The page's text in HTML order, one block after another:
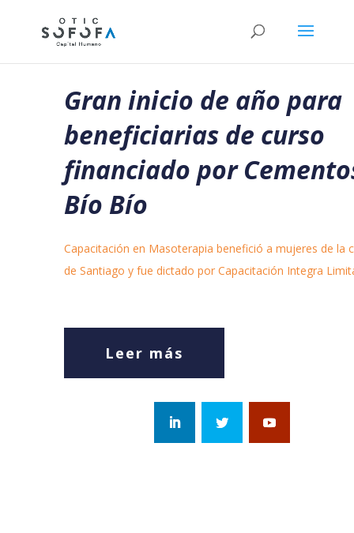
Gran inicio de año para
beneficiarias de curso
financiado por
Bío Bío
Capacitación en Masoterapia benefició a mujeres de la
de Santiago y fue dictado por Capacitación Integra
Leer más